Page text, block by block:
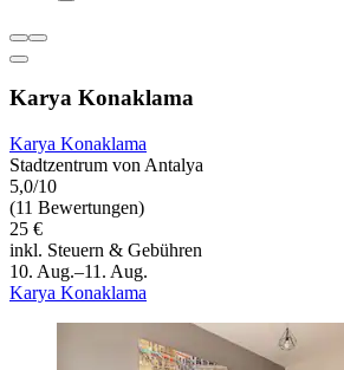
Karya Konaklama
Karya Konaklama
Stadtzentrum von Antalya
5,0/10
(11 Bewertungen)
25 €
inkl. Steuern & Gebühren
10. Aug.–11. Aug.
Karya Konaklama